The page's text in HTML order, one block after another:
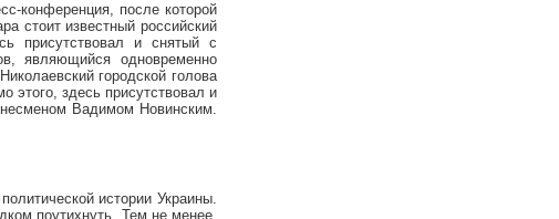
конференция, после которой
стоит известный российский
присутствовал и снятый с
являющийся одновременно
городской голова
этого, здесь присутствовал и
Вадимом Новинским.
истории Украины.
поутихнуть. Тем не менее,